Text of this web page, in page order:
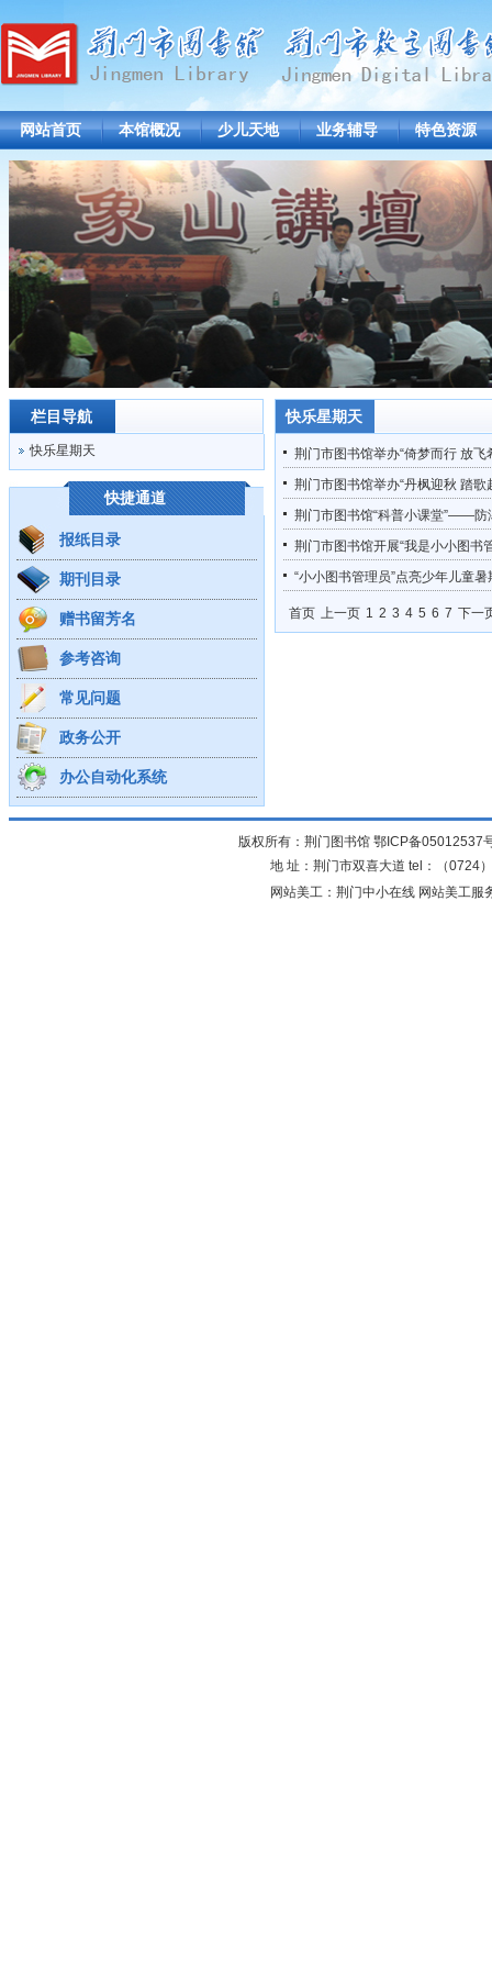
网站首页 本馆概况 少儿天地 业务辅导 特色资源
栏目导航
快乐星期天
快捷通道
报纸目录
期刊目录
赠书留芳名
参考咨询
常见问题
政务公开
办公自动化系统
快乐星期天
荆门市图书馆举办“倚梦而行 放飞
荆门市图书馆举办“丹枫迎秋 踏歌
荆门市图书馆“科普小课堂”——防
荆门市图书馆开展“我是小小图书
“小小图书管理员”点亮少年儿童暑
首页 上一页 1 2 3 4 5 6 7 下一
版权所有：荆门图书馆 鄂ICP备05012537
地 址：荆门市双喜大道 tel：（0724
网站美工：荆门中小在线 网站美工